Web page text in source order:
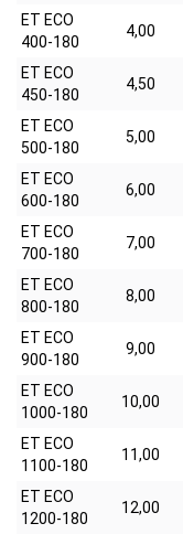
ET ECO
400-180
4,00
ET ECO
450-180
4,50
ET ECO
500-180
5,00
ET ECO
600-180
6,00
ET ECO
700-180
7,00
ET ECO
800-180
8,00
ET ECO
900-180
9,00
ET ECO
1000-180
10,00
ET ECO
1100-180
11,00
ET ECO
1200-180
12,00